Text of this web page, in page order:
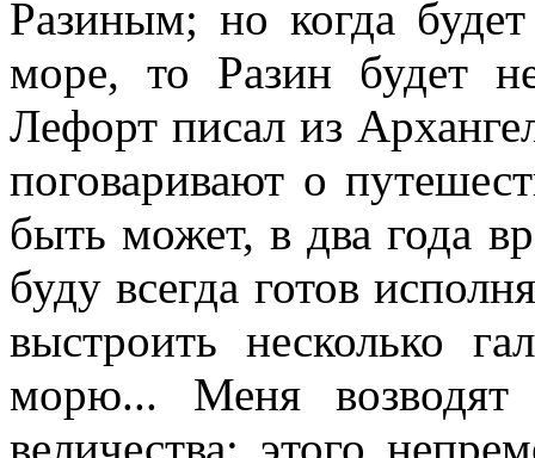
Разиным; но когда
море, то Разин будет
Лефорт писал из
поговаривают о
быть может, в два года
буду всегда готов
выстроить несколько
морю... Меня